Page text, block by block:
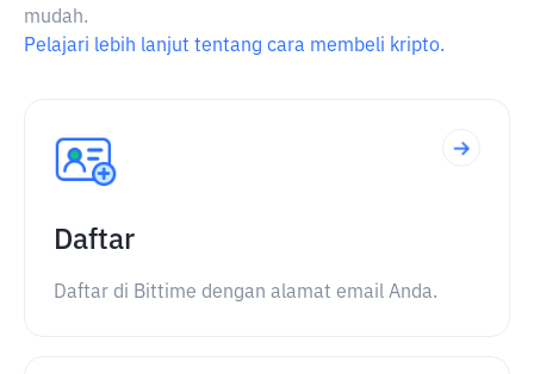
mudah.
Pelajari lebih lanjut tentang cara membeli kripto.
Daftar
Daftar di Bittime dengan alamat email Anda.